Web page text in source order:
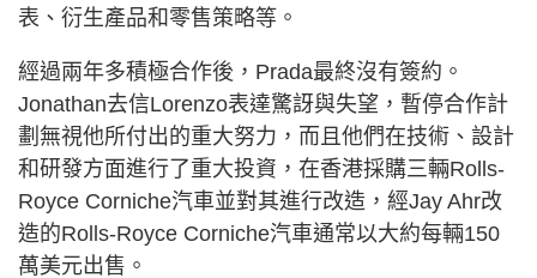
表、衍生產品和零售策略等。
經過兩年多積極合作後，Prada最終沒有簽約。
Jonathan去信Lorenzo表達驚訝與失望，暫停合作計
劃無視他所付出的重大努力，而且他們在技術、設計
和研發方面進行了重大投資，在香港採購三輛Rolls-
Royce Corniche汽車並對其進行改造，經Jay Ahr改
造的Rolls-Royce Corniche汽車通常以大約每輛150
萬美元出售。